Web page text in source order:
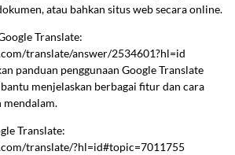
atau bahkan situs web secara online.
Translate:
translate/answer/2534601?hl=id
panduan penggunaan Google Translate
menjelaskan berbagai fitur dan cara
mendalam.
Translate:
translate/?hl=id#topic=7011755